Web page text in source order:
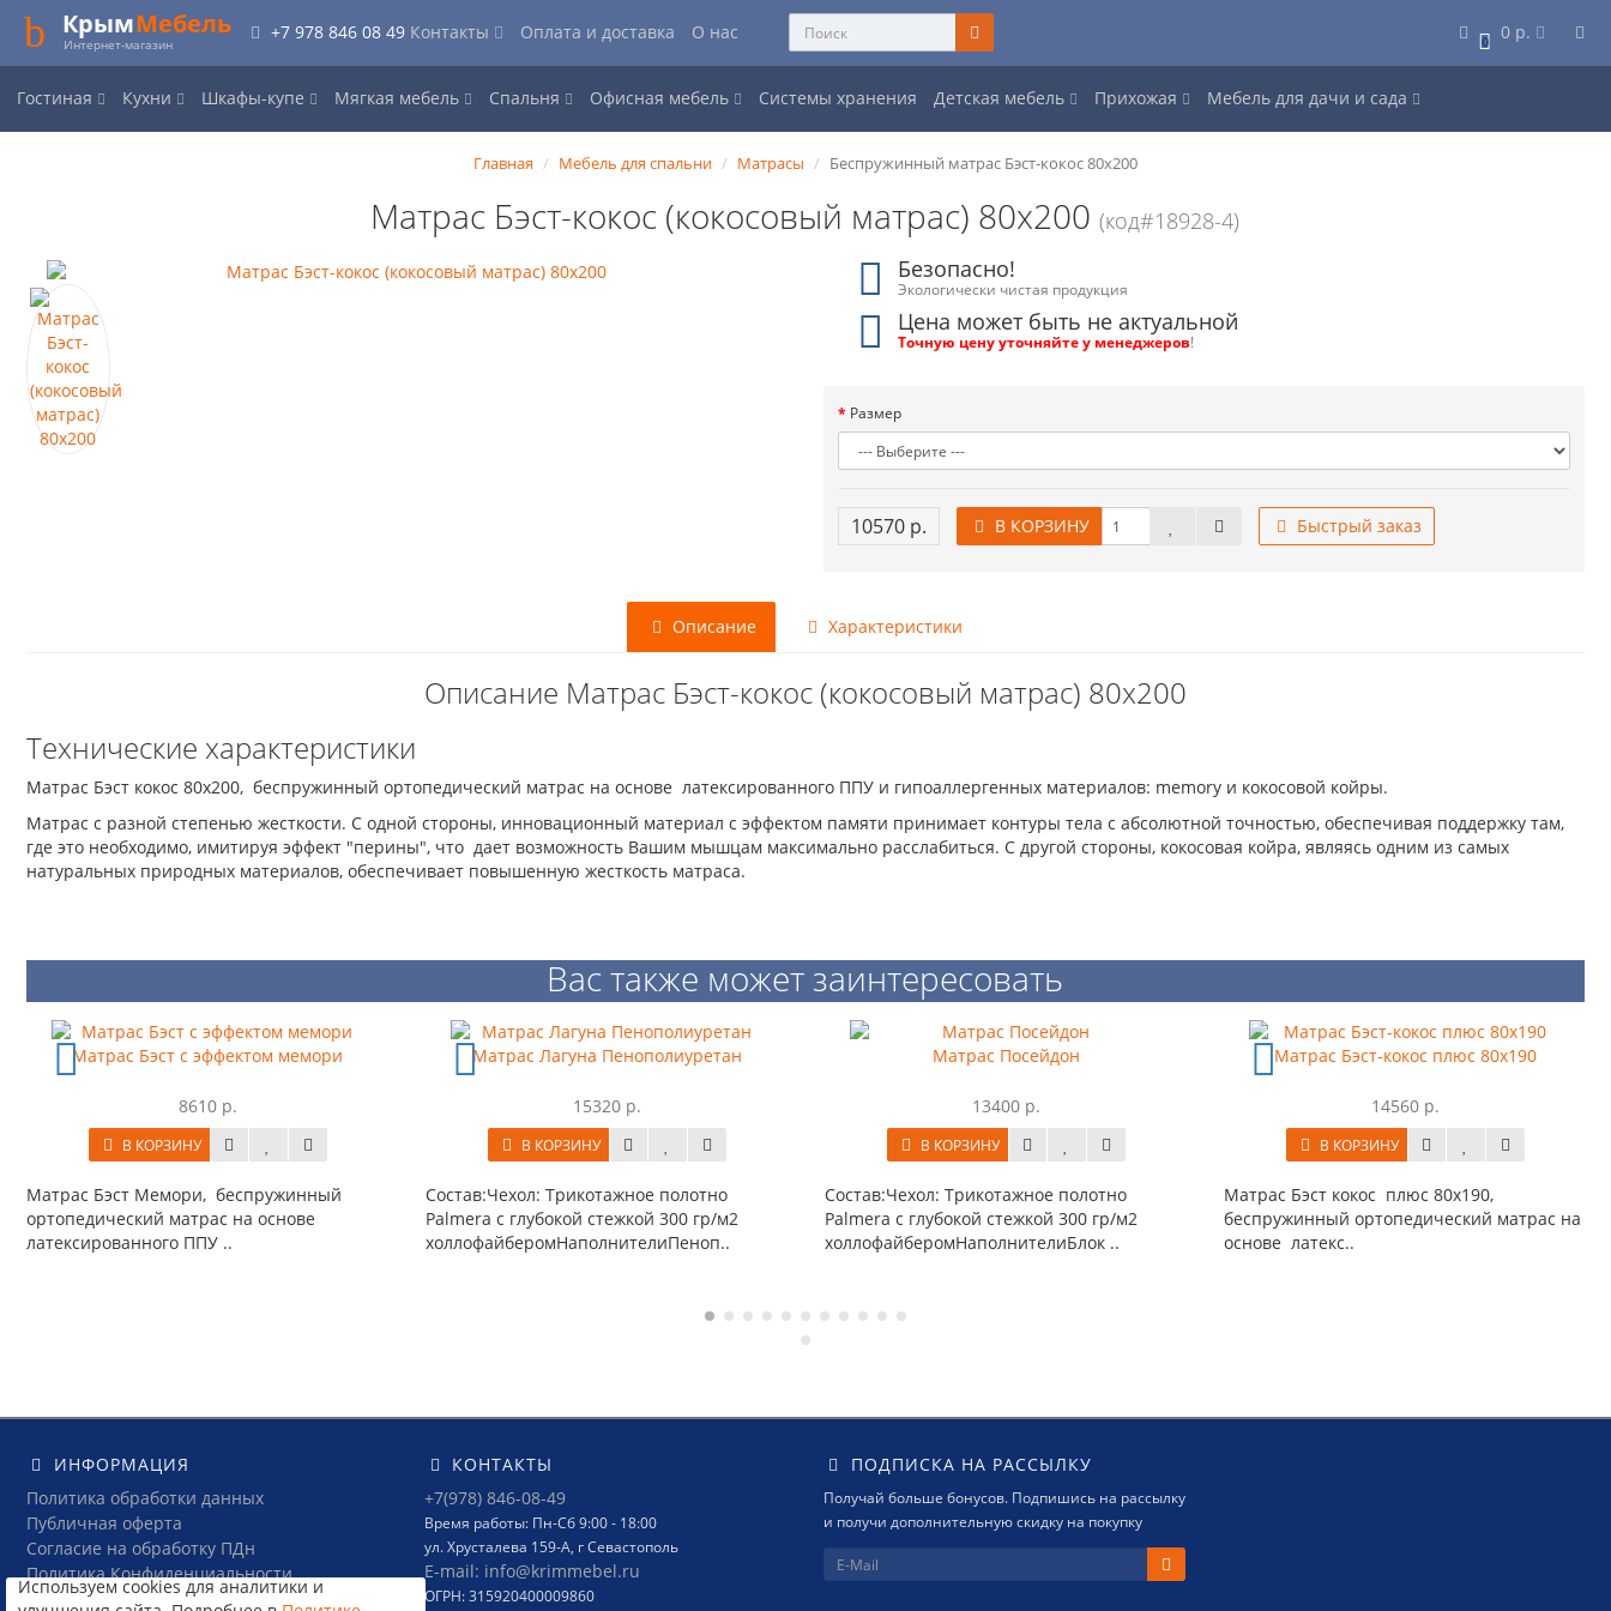
КрымМебель
Интернет-магазин
+7 978 846 08 49 Контакты Оплата и доставка О нас 0 0 р.
Гостиная Кухни Шкафы-купе Мягкая мебель Спальня Офисная мебель Системы хранения Детская мебель Прихожая Мебель для дачи и сада
Главная Мебель для спальни Матрасы Беспружинный матрас Бэст-кокос 80x200
Матрас Бэст-кокос (кокосовый матрас) 80x200(код#18928-4)
Безопасно!
Экологически чистая продукция
Цена может быть не актуальной
Точную цену уточняйте у менеджеров!
Размер
10570 р. В КОРЗИНУ Быстрый заказ
Описание Характеристики
Описание Матрас Бэст-кокос (кокосовый матрас) 80x200
Технические характеристики
Матрас Бэст кокос 80x200, беспружинный ортопедический матрас на основе латексированного ППУ и гипоаллергенных материалов: memory и кокосовой койры.
Матрас с разной степенью жесткости. С одной стороны, инновационный материал с эффектом памяти принимает контуры тела с абсолютной точностью, обеспечивая поддержку там,
где это необходимо, имитируя эффект "перины", что дает возможность Вашим мышцам максимально расслабиться. С другой стороны, кокосовая койра, являясь одним из самых
натуральных природных материалов, обеспечивает повышенную жесткость матраса.
Вас также может заинтересовать
Матрас Бэст с эффектом мемори
8610 р.
В КОРЗИНУ
Матрас Бэст Мемори, беспружинный
ортопедический матрас на основе
латексированного ППУ ..
Матрас Лагуна Пенополиуретан
15320 р.
В КОРЗИНУ
Состав:Чехол: Трикотажное полотно
Palmera с глубокой стежкой 300 гр/м2
холлофайберомНаполнителиПеноп..
Матрас Посейдон
13400 р.
В КОРЗИНУ
Состав:Чехол: Трикотажное полотно
Palmera с глубокой стежкой 300 гр/м2
холлофайберомНаполнителиБлок ..
Матрас Бэст-кокос плюс 80x190
14560 р.
В КОРЗИНУ
Матрас Бэст кокос плюс 80x190,
беспружинный ортопедический матрас на
основе латекс..
Используем cookies для аналитики и
ИНФОРМАЦИЯ
Политика обработки данных
Публичная оферта
Согласие на обработку ПДн
Политика Конфиденциальности
Условия соглашения
КОНТАКТЫ
+7(978) 846-08-49
Время работы: Пн-Сб 9:00 - 18:00
ул. Хрусталева 159-А, г Севастополь
E-mail: info@krimmebel.ru
ОГРН: 315920400009860
ПОДПИСКА НА РАССЫЛКУ
Получай больше бонусов. Подпишись на рассылку
и получи дополнительную скидку на покупку